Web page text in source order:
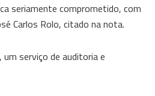
seriamente comprometido, com
Carlos Rolo, citado na nota.
serviço de auditoria e